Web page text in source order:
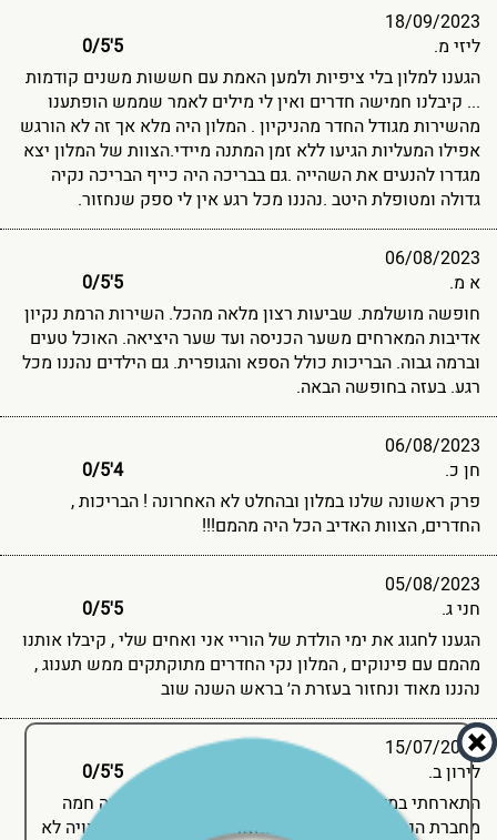
18/09/2023
ליזי מ.
5'0
/5
הגענו למלון בלי ציפיות ולמען האמת עם חששות משנים קודמות
... קיבלנו חמישה חדרים ואין לי מילים לאמר שממש הופתענו
מהשירות מגודל החדר מהניקיון . המלון היה מלא אך זה לא הורגש
אפילו המעליות הגיעו ללא זמן המתנה מיידי.הצוות של המלון יצא
מגדרו להנעים את השהייה .גם בבריכה היה כייף הבריכה נקיה
גדולה ומטופלת היטב .נהננו מכל רגע אין לי ספק שנחזור.
06/08/2023
א מ.
5'0
/5
חופשה מושלמת. שביעות רצון מלאה מהכל. השירות הרמת נקיון
אדיבות המארחים משער הכניסה ועד שער היציאה. האוכל טעים
וברמה גבוה. הבריכות כולל הספא והגופרית. גם הילדים נהננו מכל
רגע. בעזה בחופשה הבאה.
06/08/2023
חן כ.
4'0
/5
פרק ראשונה שלנו במלון ובהחלט לא האחרונה ! הבריכות ,
החדרים, הצוות האדיב הכל היה מהמם!!!
05/08/2023
חני ג.
5'0
/5
הגענו לחגוג את ימי הולדת של הוריי אני ואחים שלי , קיבלו אותנו
מהמם עם פינוקים , המלון נקי החדרים מתוקתקים ממש תענוג ,
נהננו מאוד ונחזור בעזרת ה׳ בראש השנה שוב
15/07/2023
לירון ב.
5'0
/5
התארחתי במלון דיויד ריזורט בחודש יולי אחרי המלצה חמה
מחברת הנסיעות ואין ספק שאחזור להתארח בו אחרי חוויה לא